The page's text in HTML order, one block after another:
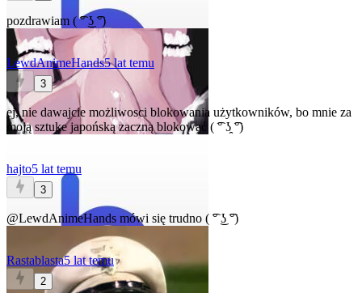
pozdrawiam ( ͡° ͜ʖ ͡°)
LewdAnimeHands5 lat temu
3
ej, nie dawajcie możliwosci blokowania użytkowników, bo mnie za
moją sztuke japońską zaczną blokować ( ͡° ʖ̯ ͡°)
hajto5 lat temu
3
@LewdAnimeHands mówi się trudno ( ͡° ͜ʖ ͡°)
Rastablasta5 lat temu
2